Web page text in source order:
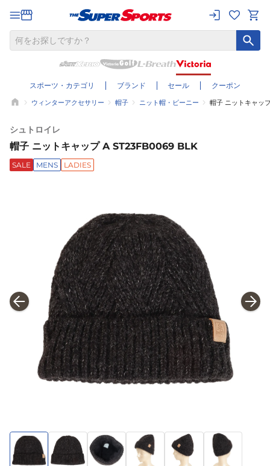
スポーツ・カテゴリ ブランド セール クーポン
ウィンターアクセサリー 帽子 ニット帽・ビーニー 帽子 ニットキャッ
シュトロイレ
帽子 ニットキャップ A ST23FB0069 BLK
SALE MENS LADIES